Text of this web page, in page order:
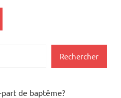
Rechercher
de baptême?